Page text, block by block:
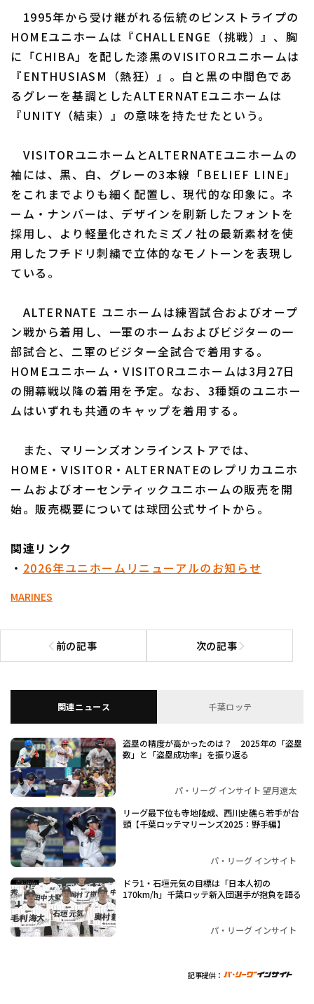
運営会社（別ウィンドウで開く） よくある質問
特定商取引法の表示 アルバイト募集（別ウィンドウで開く
1995年から受け継がれる伝統のピンストライプの
HOMEユニホームは『CHALLENGE（挑戦）』、胸
に「CHIBA」を配した漆黒のVISITORユニホームは
『ENTHUSIASM（熱狂）』。白と黒の中間色であ
るグレーを基調としたALTERNATEユニホームは
『UNITY（結束）』の意味を持たせたという。
VISITORユニホームとALTERNATEユニホームの
袖には、黒、白、グレーの3本線「BELIEF LINE」
をこれまでよりも細く配置し、現代的な印象に。ネ
ーム・ナンバーは、デザインを刷新したフォントを
採用し、より軽量化されたミズノ社の最新素材を使
用したフチドリ刺繍で立体的なモノトーンを表現し
ている。
ALTERNATE ユニホームは練習試合およびオープ
ン戦から着用し、一軍のホームおよびビジターの一
部試合と、二軍のビジター全試合で着用する。
HOMEユニホーム・VISITORユニホームは3月27日
の開幕戦以降の着用を予定。なお、3種類のユニホー
ムはいずれも共通のキャップを着用する。
また、マリーンズオンラインストアでは、
HOME・VISITOR・ALTERNATEのレプリカユニホ
ームおよびオーセンティックユニホームの販売を開
始。販売概要については球団公式サイトから。
関連リンク
・ 2026年ユニホームリニューアルのお知らせ
MARINES
前の記事
前の記事へ 次の記事次の記事へ
関連ニュース 千葉ロッテ
盗塁の精度が高かったのは？ 2025年の「盗塁
数」と「盗塁成功率」を振り返る
パ・リーグ インサイト 望月遼太
リーグ最下位も寺地隆成、西川史礁ら若手が台
頭【千葉ロッテマリーンズ2025：野手編】
パ・リーグ インサイト
ドラ1・石垣元気の目標は「日本人初の
170km/h」千葉ロッテ新入団選手が抱負を語る
パ・リーグ インサイト
記事提供：